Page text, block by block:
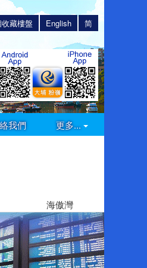
简
English
藏樓盤
我們 更多...
海傲灣